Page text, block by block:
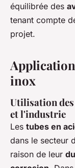
équilibrée des
tenant compte
projet.
inox
Utilisation
et l'industrie
Les tubes en
dans le secteur
raison de leur